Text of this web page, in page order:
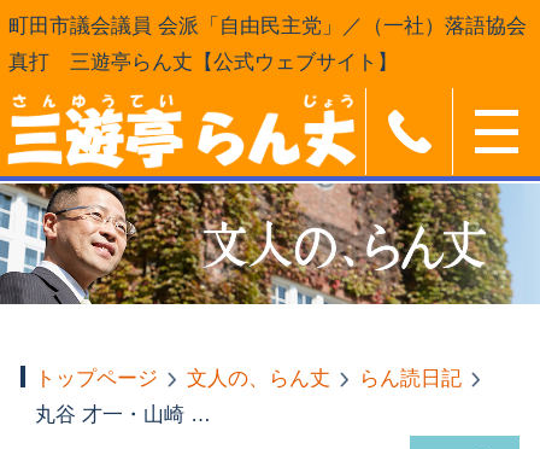
町田市議会議員 会派「自由民主党」／（一社）落語協会
真打 三遊亭らん丈【公式ウェブサイト】
トップページ 文人の、らん丈
らん読日記
丸谷 才一・山崎 正和『日本語の21世紀のために』（文春新書）